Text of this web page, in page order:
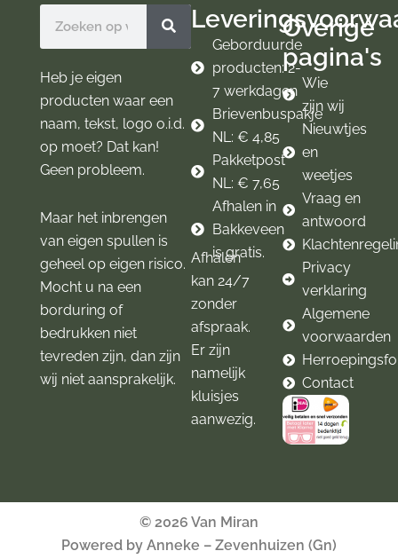
o
k
a
Heb je eigen
producten waar een
naam, tekst, logo o.i.d.
op moet? Dat kan!
Geen probleem.
Maar het inbrengen
van eigen spullen is
geheel op eigen risico.
Mocht u na een
borduring of
bedrukken niet
tevreden zijn, dan zijn
wij niet aansprakelijk.
Geborduurde
producten: 2-
7 werkdagen
Brievenbuspakje
NL: € 4,85
Pakketpost
NL: € 7,65
Afhalen in
Bakkeveen
is gratis.
Afhalen
kan 24/7
zonder
afspraak.
Er zijn
namelijk
kluisjes
aanwezig.
Overige
pagina's
Wie
zijn wij
Nieuwtjes
en
weetjes
Vraag en
antwoord
Privacy
verklaring
Algemene
voorwaarden
Contact
© 2026 Van Miran
Powered by Anneke – Zevenhuizen (Gn)